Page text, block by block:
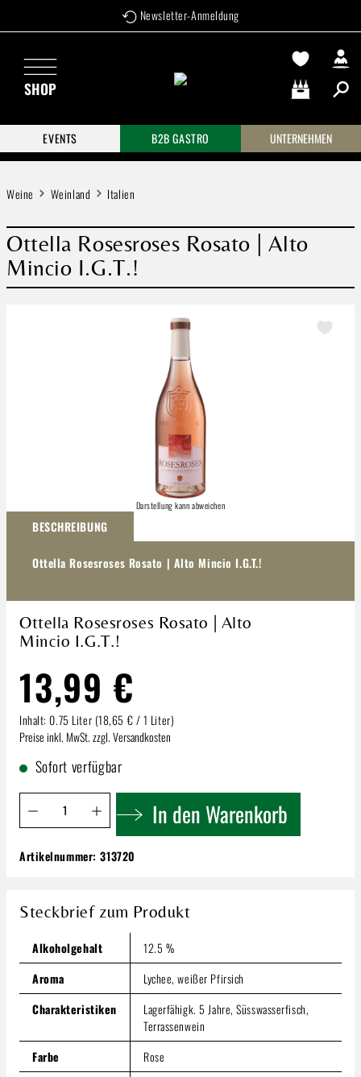
Zum Hauptinhalt springen Newsletter-Anmeldung
SHOP
Warenkorb
EVENTS
B2B GASTRO UNTERNEHMEN
Weine Weinland Italien
Ottella Rosesroses Rosato | Alto
Mincio I.G.T.!
Darstellung kann abweichen
BESCHREIBUNG
Ottella Rosesroses Rosato | Alto Mincio I.G.T.!
Ottella Rosesroses Rosato | Alto
Mincio I.G.T.!
13,99 €
Inhalt: 0.75 Liter (18,65 € / 1 Liter)
Preise inkl. MwSt. zzgl. Versandkosten
Sofort verfügbar
Produkt Anzahl: Gib den gewünschten Wert ein oder
In den Warenkorb
Ottella Rosesroses Rosato | Alto Mincio
13,99 €
(18,65 € / 1 Liter)
Preise inkl. MwSt. zzgl. Versandkosten
Produkt Anzahl: Gib den gewünschten Wert ein oder
In den Warenkorb
Artikelnummer:313720
Steckbrief zum Produkt
Alkoholgehalt
12.5 %
Aroma
Lychee, weißer Pfirsich
Charakteristiken
Lagerfähigk. 5 Jahre, Süsswasserfisch,
Terrassenwein
Farbe
Rose